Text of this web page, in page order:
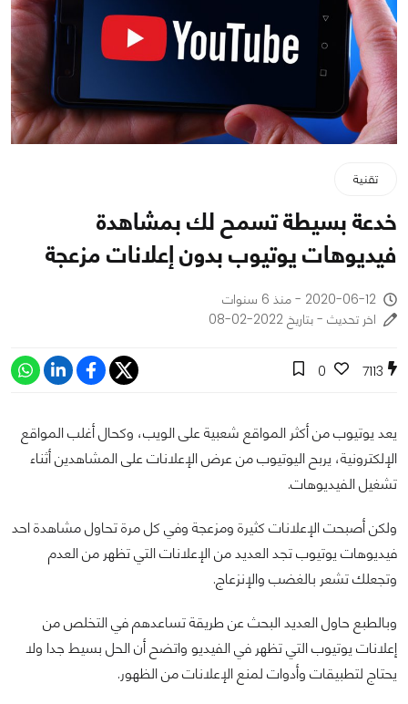
تقنية
خدعة بسيطة تسمح لك بمشاهدة
فيديوهات يوتيوب بدون إعلانات مزعجة
2020-06-12 - منذ 6 سنوات
اخر تحديث - بتاريخ 2022-02-08
7113
0
يعد يوتيوب من أكثر المواقع شعبية على الويب، وكحال أغلب المواقع
الإلكترونية، يربح اليوتيوب من عرض الإعلانات على المشاهدين أثناء
تشغيل الفيديوهات.
ولكن أصبحت الإعلانات كثيرة ومزعجة وفي كل مرة تحاول مشاهدة احد
فيديوهات يوتيوب تجد العديد من الإعلانات التي تظهر من العدم
وتجعلك تشعر بالغضب والإنزعاج.
وبالطبع حاول العديد البحث عن طريقة تساعدهم في التخلص من
إعلانات يوتيوب التي تظهر في الفيديو واتضح أن الحل بسيط جدا ولا
يحتاج لتطبيقات وأدوات لمنع الإعلانات من الظهور.